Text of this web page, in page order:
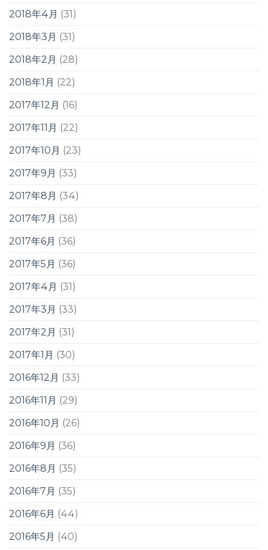
2018年4月 (31)
2018年3月 (31)
2018年2月 (28)
2018年1月 (22)
2017年12月 (16)
2017年11月 (22)
2017年10月 (23)
2017年9月 (33)
2017年8月 (34)
2017年7月 (38)
2017年6月 (36)
2017年5月 (36)
2017年4月 (31)
2017年3月 (33)
2017年2月 (31)
2017年1月 (30)
2016年12月 (33)
2016年11月 (29)
2016年10月 (26)
2016年9月 (36)
2016年8月 (35)
2016年7月 (35)
2016年6月 (44)
2016年5月 (40)